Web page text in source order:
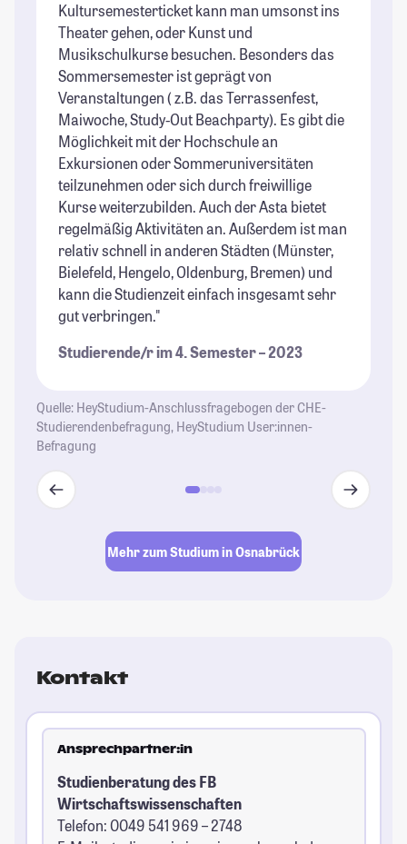
Kultursemesterticket kann man umsonst ins
Theater gehen, oder Kunst und
Musikschulkurse besuchen. Besonders das
Sommersemester ist geprägt von
Veranstaltungen ( z.B. das Terrassenfest,
Maiwoche, Study-Out Beachparty). Es gibt die
Möglichkeit mit der Hochschule an
Exkursionen oder Sommeruniversitäten
teilzunehmen oder sich durch freiwillige
Kurse weiterzubilden. Auch der Asta bietet
regelmäßig Aktivitäten an. Außerdem ist man
relativ schnell in anderen Städten (Münster,
Bielefeld, Hengelo, Oldenburg, Bremen) und
kann die Studienzeit einfach insgesamt sehr
gut verbringen."
Studierende/r im 4. Semester – 2023
Quelle: HeyStudium-Anschlussfragebogen der CHE-
Studierendenbefragung, HeyStudium User:innen-
Befragung
Mehr zum Studium in Osnabrück
Kontakt
Ansprechpartner:in
Studienberatung des FB
Wirtschaftswissenschaften
Telefon: 0049 541 969 – 2748